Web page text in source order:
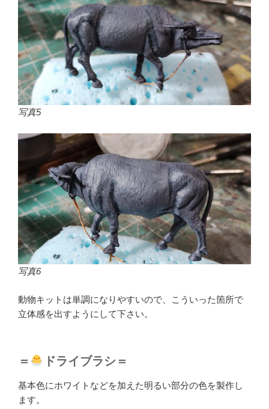
写真5
写真6
動物キットは単調になりやすいので、こういった箇所で
立体感を出すようにして下さい。
＝ ドライブラシ＝
基本色にホワイトなどを加えた明るい部分の色を製作し
ます。